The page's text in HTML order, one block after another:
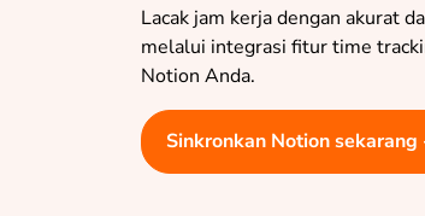
Lacak jam kerja dengan akurat
melalui integrasi fitur time
Notion Anda.
Sinkronkan Notion sekarang